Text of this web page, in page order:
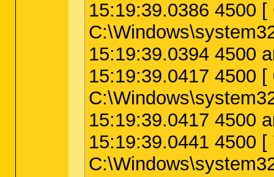
15:19:39.0386 4500
15:19:39.0394 4500
15:19:39.0417 4500
15:19:39.0417 4500
15:19:39.0441 4500